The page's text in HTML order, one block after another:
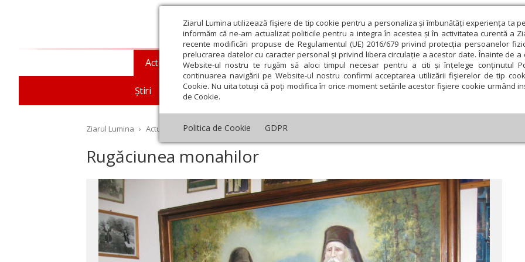
Ziarul Lumina utilizează fişiere de tip cookie pentru a personaliza și îmbunătăți experiența ta
informăm că ne-am actualizat politicile pentru a integra în acestea și în activitatea curentă a
recente modificări propuse de Regulamentul (UE) 2016/679 privind protecția persoanelor
prelucrarea datelor cu caracter personal și privind libera circulație a acestor date. Înainte de
Website-ul nostru te rugăm să aloci timpul necesar pentru a citi și înțelege conținutul
continuarea navigării pe Website-ul nostru confirmi acceptarea utilizării fişierelor de tip
Cookie. Nu uita totuși că poți modifica în orice moment setările acestor fişiere cookie urmând
de Cookie.
Politica de Cookie GDPR
Actualitate religioasă
Știri Mesaje și cuvântări An omagial Comunicate de presă Documentar
Teologie și spiritualitate Educaţie și Cultură Societate
Ziarul Lumina › Actualitate religioasă › An omagial › Rugăciunea monahilor
Rugăciunea monahilor
Octombrie Decembrie Ianuarie Februarie Martie Aprilie Mai